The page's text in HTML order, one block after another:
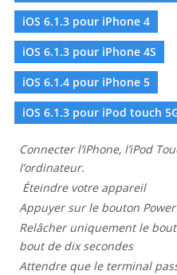
iOS 6.1.3 pour iPhone 4
iOS 6.1.3 pour iPhone 4S
iOS 6.1.4 pour iPhone 5
iOS 6.1.3 pour iPod touch
Connecter l’iPhone, l’iPod
l’ordinateur.
Éteindre votre appareil
Appuyer sur le bouton
Relâcher uniquement le
bout de dix secondes
Attendre que le terminal